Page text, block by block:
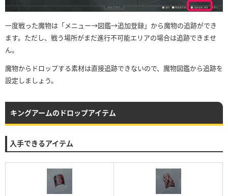
一度戦った魔物は「メニュー→図鑑→追加登録」から魔物の追跡ができ
ます。ただし、戦う場所がまだ進行不可能エリアの場合は追跡できませ
ん。
魔物からドロップする素材は直接追跡できないので、魔物図鑑から追跡を
設定しましょう。
キングアームのドロップアイテム
入手できるアイテム